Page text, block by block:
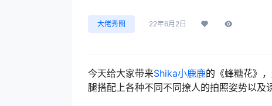
大佬秀图 22年6月2日
今天给大家带来Shika小鹿鹿的《蜂糖花》
腿搭配上各种不同不同撩人的拍照姿势以及